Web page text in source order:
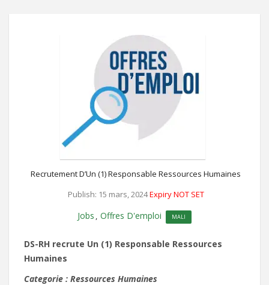
Recrutement D’Un (1) Responsable Ressources Humaines
Publish: 15 mars, 2024Expiry NOT SET
Jobs Offres D'emploi MALI
DS-RH recrute Un (1) Responsable Ressources
Humaines
Categorie : Ressources Humaines